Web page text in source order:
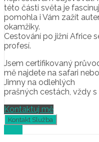
této části světa je
pomohla i Vám zažít
okamžiky.
Cestování po jižní Africe
profesí.
Jsem certifikovaný
mě najdete na safari
Jimny na odlehlých
prašných cestách, vždy
Kontaktuj mě